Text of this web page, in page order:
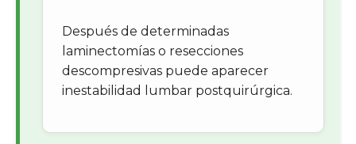
Después de determinadas
laminectomías o resecciones
descompresivas puede aparecer
inestabilidad lumbar postquirúrgica.